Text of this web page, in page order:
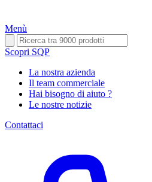
Menù
Scopri SQP
La nostra azienda
Il team commerciale
Hai bisogno di aiuto ?
Le nostre notizie
Contattaci